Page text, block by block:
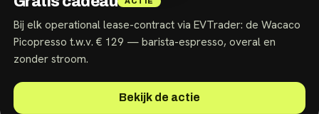
Bij elk operational lease-contract via EVTrader: de Wacaco
Picopresso t.w.v. € 129 — barista-espresso, overal en
zonder stroom.
Bekijk de actie